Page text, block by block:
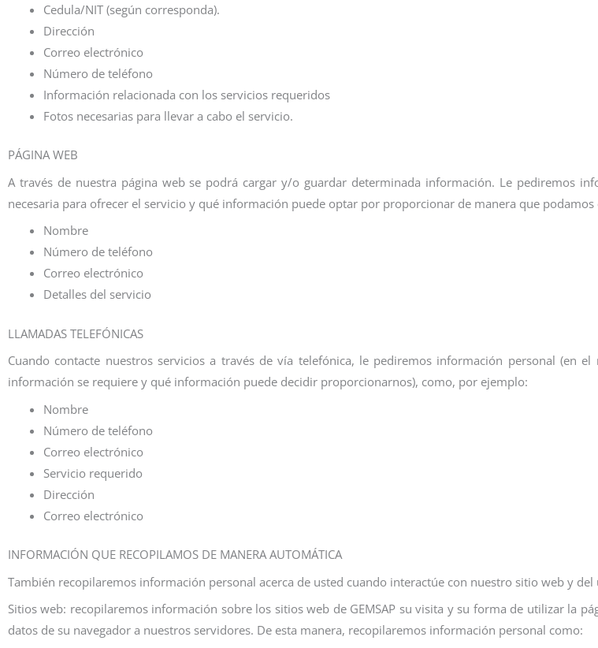
Cedula/NIT (según corresponda).
Dirección
Correo electrónico
Número de teléfono
Información relacionada con los servicios requeridos
Fotos necesarias para llevar a cabo el servicio.
PÁGINA WEB
A través de nuestra página web se podrá cargar y/o guardar determinada información. Le pediremos
necesaria para ofrecer el servicio y qué información puede optar por proporcionar de manera que
Nombre
Número de teléfono
Correo electrónico
Detalles del servicio
LLAMADAS TELEFÓNICAS
Cuando contacte nuestros servicios a través de vía telefónica, le pediremos información personal (en
información se requiere y qué información puede decidir proporcionarnos), como, por ejemplo:
Nombre
Número de teléfono
Correo electrónico
Servicio requerido
Dirección
Correo electrónico
INFORMACIÓN QUE RECOPILAMOS DE MANERA AUTOMÁTICA
También recopilaremos información personal acerca de usted cuando interactúe con nuestro sitio web y del
Sitios web: recopilaremos información sobre los sitios web de GEMSAP su visita y su forma de utilizar la
datos de su navegador a nuestros servidores. De esta manera, recopilaremos información personal como: